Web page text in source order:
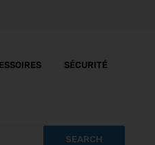
SÉCURITÉ
SEARCH